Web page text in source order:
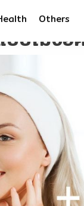
Others
บไม่ง้อ